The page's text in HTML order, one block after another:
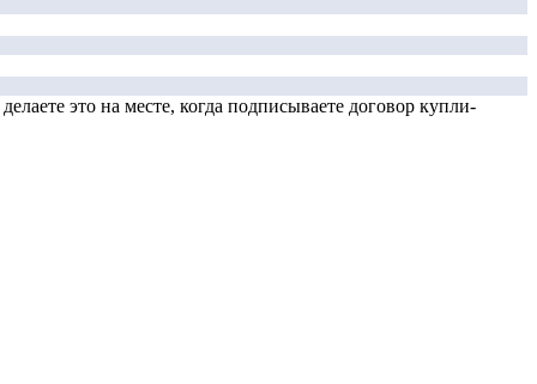
это на месте, когда подписываете договор купли-